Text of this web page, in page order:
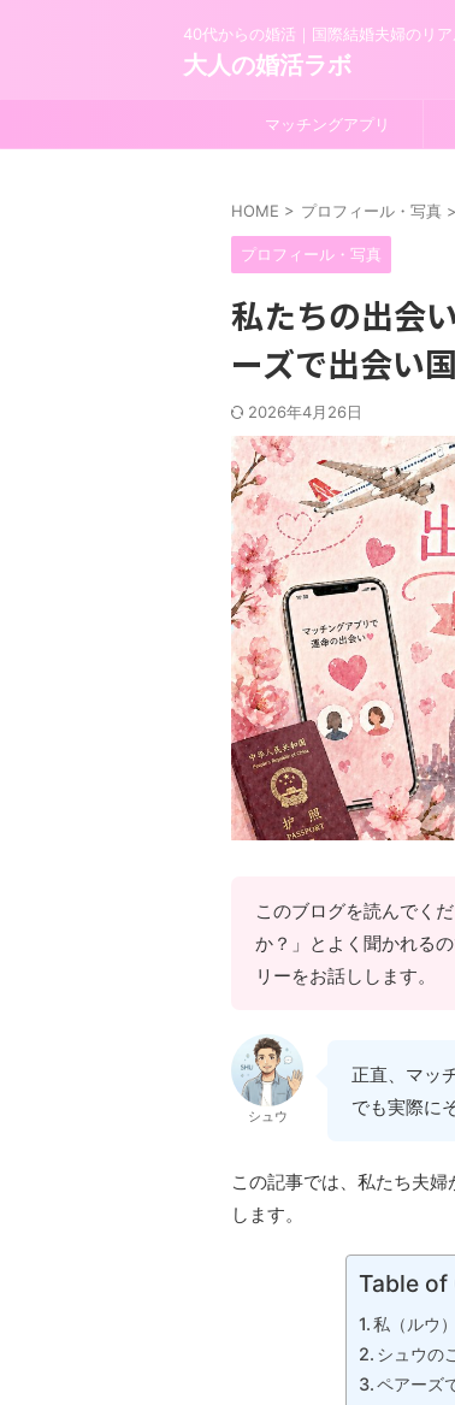
40代からの婚活｜国際結婚夫婦のリ
大人の婚活ラボ
マッチングアプリ
HOME > プロフィール・写真 >
プロフィール・写真
私たちの出会
ーズで出会い
2026年4月26日
このブログを読んでく
か？」とよく聞かれる
リーをお話しします。
シュウ
正直、マッ
でも実際に
この記事では、私たち夫
します。
Table of
私（ルウ
シュウの
ペアーズ